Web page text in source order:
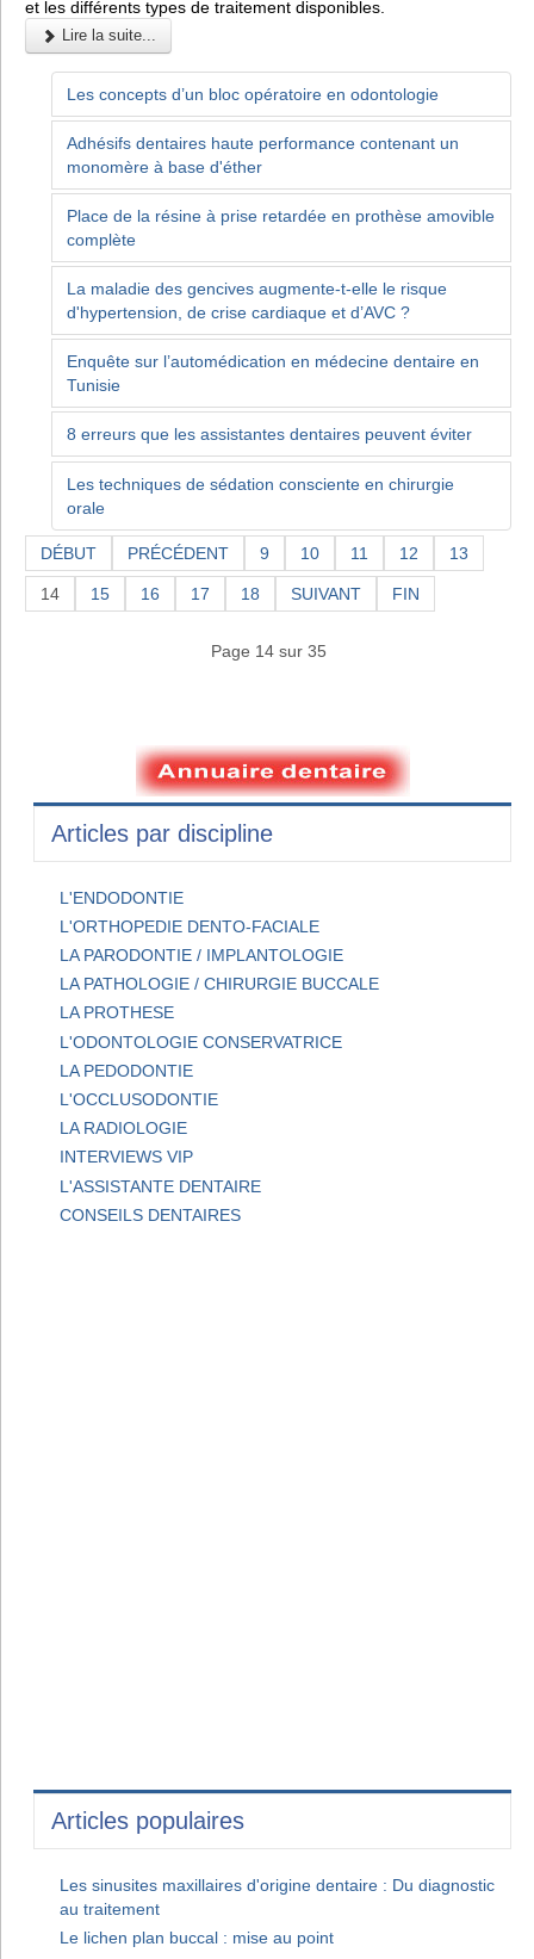
et les différents types de traitement disponibles.
Lire la suite...
Les concepts d’un bloc opératoire en odontologie
Adhésifs dentaires haute performance contenant un
monomère à base d'éther
Place de la résine à prise retardée en prothèse amovible
complète
La maladie des gencives augmente-t-elle le risque
d'hypertension, de crise cardiaque et d’AVC ?
Enquête sur l’automédication en médecine dentaire en
Tunisie
8 erreurs que les assistantes dentaires peuvent éviter
Les techniques de sédation consciente en chirurgie
orale
DÉBUT PRÉCÉDENT 9 10 11 12 13
14 15 16 17 18 SUIVANT FIN
Page 14 sur 35
Articles par discipline
L'ENDODONTIE
L'ORTHOPEDIE DENTO-FACIALE
LA PARODONTIE / IMPLANTOLOGIE
LA PATHOLOGIE / CHIRURGIE BUCCALE
LA PROTHESE
L'ODONTOLOGIE CONSERVATRICE
LA PEDODONTIE
L'OCCLUSODONTIE
LA RADIOLOGIE
INTERVIEWS VIP
L'ASSISTANTE DENTAIRE
CONSEILS DENTAIRES
Articles populaires
Les sinusites maxillaires d'origine dentaire : Du diagnostic
au traitement
Le lichen plan buccal : mise au point